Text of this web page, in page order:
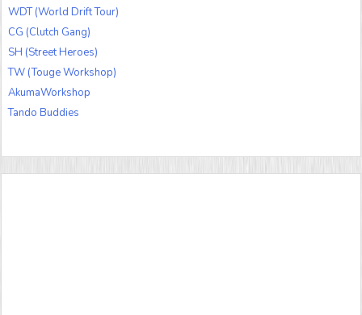
WDT (World Drift Tour)
CG (Clutch Gang)
SH (Street Heroes)
TW (Touge Workshop)
AkumaWorkshop
Tando Buddies